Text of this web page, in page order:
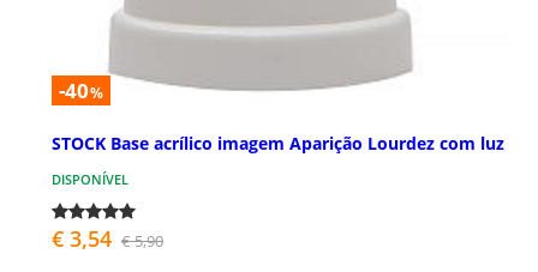
-40%
STOCK Base acrílico imagem Aparição Lourdez com luz
DISPONÍVEL
€ 3,54 € 5,90